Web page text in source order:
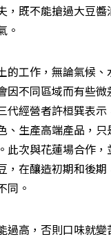
，既不能搶過大豆
。
的工作，無論氣候
因不同區域而有些
代經營者許桓巽表示
、生產高端產品，只
此次與花蓮場合作
，在釀造初期和後
同。
過高，否則口味就